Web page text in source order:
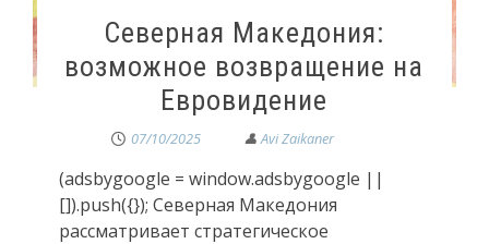
Северная Македония:
возможное возвращение на
Евровидение
07/10/2025
(adsbygoogle = window.adsbygoogle ||
[]).push({}); Северная Македония
рассматривает стратегическое